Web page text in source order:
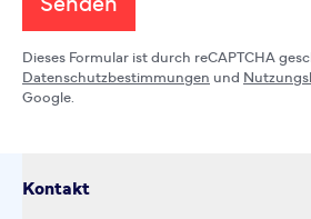
Senden
Dieses Formular ist durch reCAPTCHA
Datenschutzbestimmungen und
Google.
Kontakt